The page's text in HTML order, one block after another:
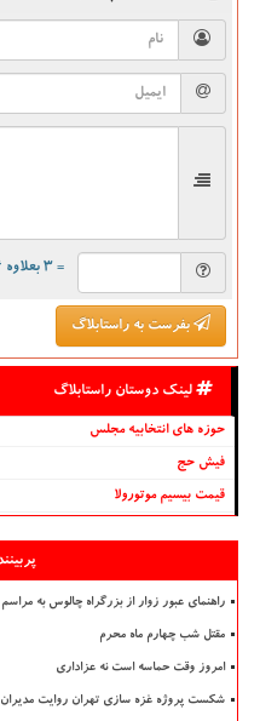
= ۳ بعلاوه ۴
بفرست به راستابلاگ
لینک دوستان راستابلاگ
حوزه های انتخابیه مجلس
فیش حج
قیمت بیسیم موتورولا
راهنمای عبور زوار از بزرگراه چالوس به
مقتل شب چهارم ماه محرم
امروز وقت حماسه است نه عزاداری
شکست پروژه غزه سازی تهران روایت